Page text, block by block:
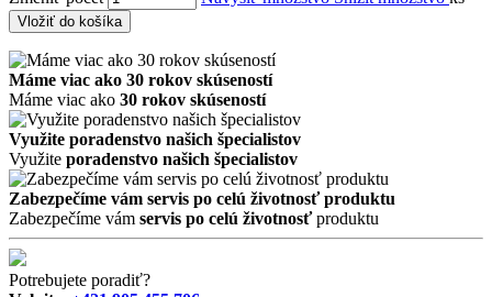
Vložiť do košíka
Máme viac ako 30 rokov skúseností
Máme viac ako 30 rokov skúseností
Využite poradenstvo našich špecialistov
Využite poradenstvo našich špecialistov
Zabezpečíme vám servis po celú životnosť produktu
Zabezpečíme vám servis po celú životnosťproduktu
Potrebujete poradiť?